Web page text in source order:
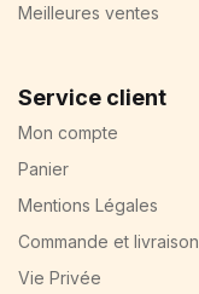
Meilleures ventes
Service client
Mon compte
Panier
Mentions Légales
Commande et livraison
Vie Privée